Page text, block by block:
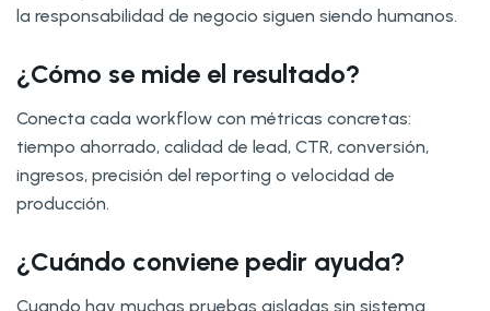
la responsabilidad de negocio siguen siendo humanos.
¿Cómo se mide el resultado?
Conecta cada workflow con métricas concretas:
tiempo ahorrado, calidad de lead, CTR, conversión,
ingresos, precisión del reporting o velocidad de
producción.
¿Cuándo conviene pedir ayuda?
Cuando hay muchas pruebas aisladas sin sistema